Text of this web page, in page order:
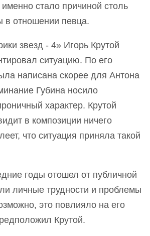
именно стало причиной столь
в отношении певца.
звезд - 4» Игорь Крутой
ситуацию. По его
написана скорее для Антона
Губина носило
характер. Крутой
в композиции ничего
что ситуация приняла такой
годы отошел от публичной
личные трудности и проблемы
это повлияло на его
Крутой.